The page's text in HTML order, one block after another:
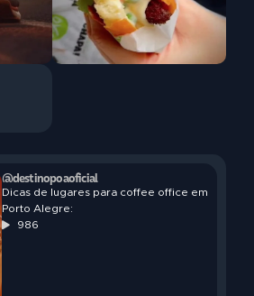
@destinopoaoficial
Dicas de lugares para coffee office em
Porto Alegre:
986